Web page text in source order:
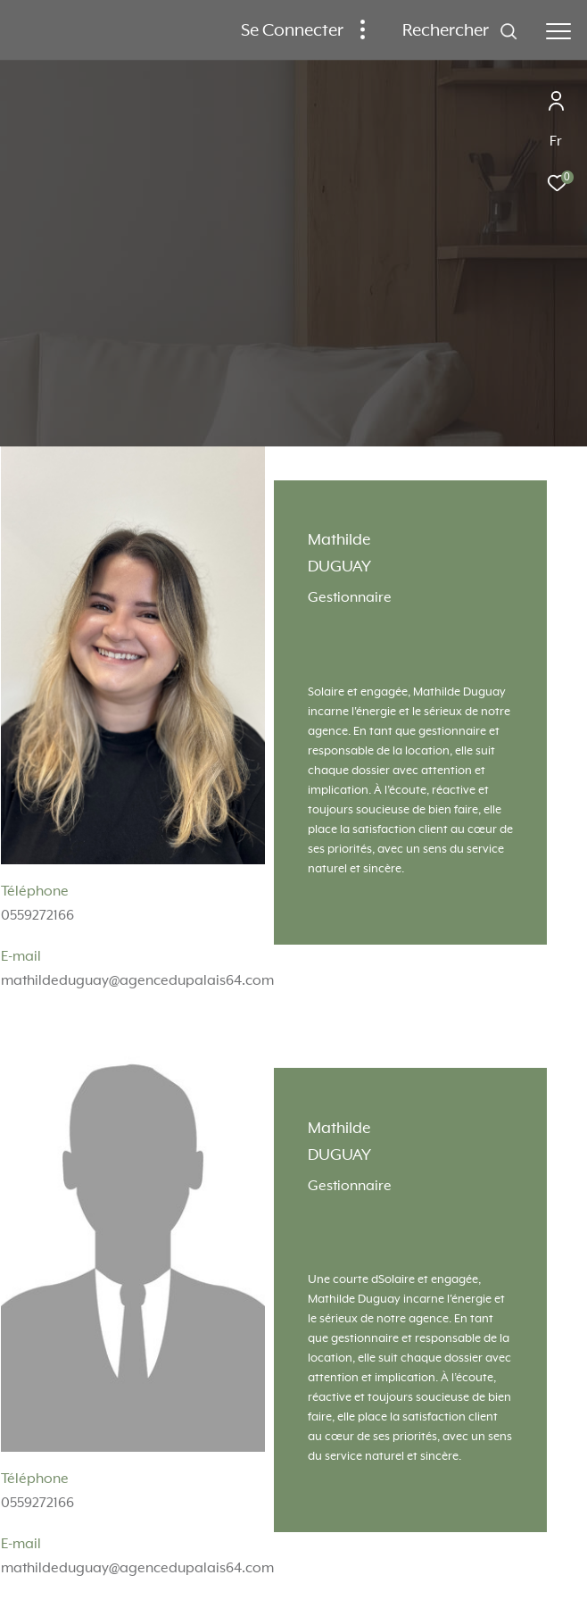
Fr
0
Se Connecter rechercher
Mathilde
DUGUAY
Gestionnaire
Solaire et engagée, Mathilde Duguay
incarne l'énergie et le sérieux de notre
agence. En tant que gestionnaire et
responsable de la location, elle suit
chaque dossier avec attention et
implication. À l’écoute, réactive et
toujours soucieuse de bien faire, elle
place la satisfaction client au cœur de
ses priorités, avec un sens du service
naturel et sincère.
Téléphone
0559272166
E-mail
mathildeduguay@agencedupalais64.com
Mathilde
DUGUAY
Gestionnaire
Une courte dSolaire et engagée,
Mathilde Duguay incarne l'énergie et
le sérieux de notre agence. En tant
que gestionnaire et responsable de la
location, elle suit chaque dossier avec
attention et implication. À l’écoute,
réactive et toujours soucieuse de bien
faire, elle place la satisfaction client
au cœur de ses priorités, avec un sens
du service naturel et sincère.
Téléphone
0559272166
E-mail
mathildeduguay@agencedupalais64.com